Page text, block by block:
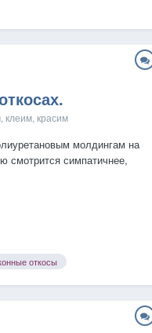
клеим, красим
молдингам на
смотрится симпатичнее,
откосы